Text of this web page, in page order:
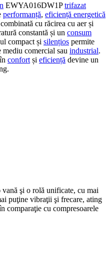
EWYA016DW1Ptrifazat
performanță, eficiență energetică
cu răcirea cu aer și
constantă și un consum
compact și silențios permite
mediu comercial sau industrial.
confort și eficiență devine un
şi o rolă unificate, cu mai
puţine vibraţii şi frecare, ating
comparaţie cu compresoarele